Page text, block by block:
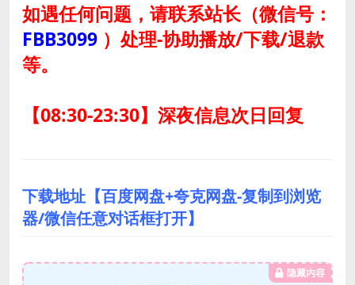
如遇任何问题，请联系站长（微信号：
FBB3099 ） 处理-协助播放/下载/退款
等。
【08:30-23:30】深夜信息次日回复
下载地址【百度网盘+夸克网盘-复制到浏览
器/微信任意对话框打开】
隐藏内容